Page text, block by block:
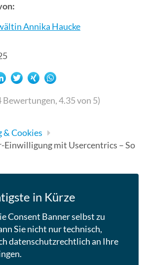
verwenden.
Annika Haucke
Bewertungen,4.35von 5)
& Cookies
mit Usercentrics – So
in Kürze
Consent Banner selbst zu
Sie nicht nur technisch,
datenschutzrechtlich an Ihre